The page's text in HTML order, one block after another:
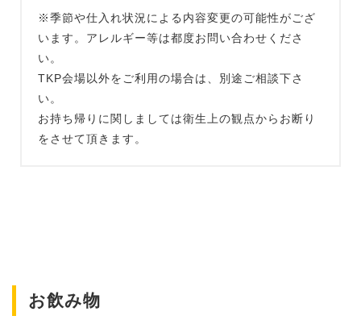
※季節や仕入れ状況による内容変更の可能性がござ
います。アレルギー等は都度お問い合わせくださ
い。
TKP会場以外をご利用の場合は、別途ご相談下さ
い。
お持ち帰りに関しましては衛生上の観点からお断り
をさせて頂きます。
お飲み物